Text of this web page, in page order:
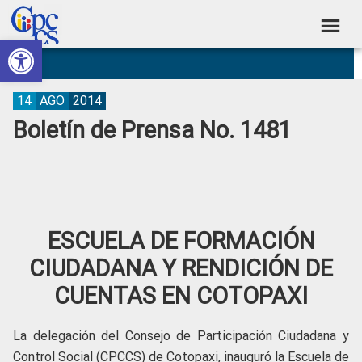
Abrir barra de herramientas
Skip
to
primary
navigation
Skip
to
main
content
Skip
to
primary
sidebar
Skip
to
footer
Consejo
de
Participación
Ciudadana
Construyendo
Poder
Ciudadano
Boletín de Prensa No. 1481
14 AGO 2014
ESCUELA DE FORMACIÓN
CIUDADANA Y RENDICIÓN DE
CUENTAS EN COTOPAXI
La delegación del Consejo de Participación Ciudadana y
Control Social (CPCCS) de Cotopaxi, inauguró la Escuela de